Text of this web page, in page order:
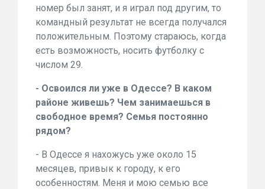
номер был занят, и я играл под другим, то
командный результат не всегда получался
положительным. Поэтому стараюсь, когда
есть возможность, носить футболку с
числом 29.
- Освоился ли уже в Одессе? В каком
районе живешь? Чем занимаешься в
свободное время? Семья постоянно
рядом?
- В Одессе я нахожусь уже около 15
месяцев, привык к городу, к его
особенностям. Меня и мою семью все